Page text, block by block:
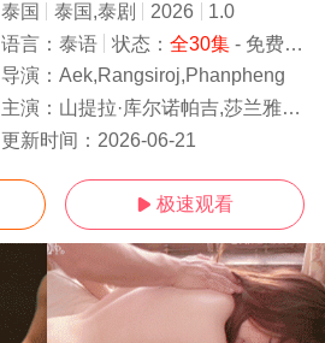
泰国 泰国,泰剧 2026
1.0
语言： 泰语 状态： 全30集- 免费在线观看
导演： Aek,Rangsiroj,Phanpheng
主演： 山提拉·库尔诺帕吉,莎兰雅·春哈萨特,维察亚蓬·亚姆萨德,彭蒂瓦·萨空查谙,彭帕特·阿塔潘亚朋
更新时间： 2026-06-21
 极速观看